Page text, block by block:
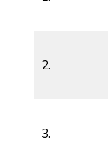
2.
3.